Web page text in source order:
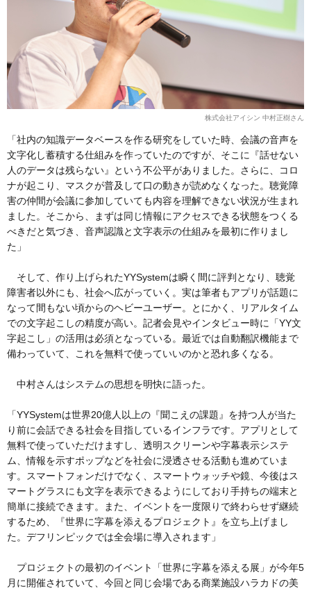
株式会社アイシン 中村正樹さん
「社内の知識データベースを作る研究をしていた時、会議の音声を
文字化し蓄積する仕組みを作っていたのですが、そこに『話せない
人のデータは残らない』という不公平がありました。さらに、コロ
ナが起こり、マスクが普及して口の動きが読めなくなった。聴覚障
害の仲間が会議に参加していても内容を理解できない状況が生まれ
ました。そこから、まずは同じ情報にアクセスできる状態をつくる
べきだと気づき、音声認識と文字表示の仕組みを最初に作りまし
た」
そして、作り上げられたYYSystemは瞬く間に評判となり、聴覚
障害者以外にも、社会へ広がっていく。実は筆者もアプリが話題に
なって間もない頃からのヘビーユーザー。とにかく、リアルタイム
での文字起こしの精度が高い。記者会見やインタビュー時に「YY文
字起こし」の活用は必須となっている。最近では自動翻訳機能まで
備わっていて、これを無料で使っていいのかと恐れ多くなる。
中村さんはシステムの思想を明快に語った。
「YYSystemは世界20億人以上の『聞こえの課題』を持つ人が当た
り前に会話できる社会を目指しているインフラです。アプリとして
無料で使っていただけますし、透明スクリーンや字幕表示システ
ム、情報を示すポップなどを社会に浸透させる活動も進めていま
す。スマートフォンだけでなく、スマートウォッチや鏡、今後はス
マートグラスにも文字を表示できるようにしており手持ちの端末と
簡単に接続できます。また、イベントを一度限りで終わらせず継続
するため、『世界に字幕を添えるプロジェクト』を立ち上げまし
た。デフリンピックでは全会場に導入されます」
プロジェクトの最初のイベント「世界に字幕を添える展」が今年5
月に開催されていて、今回と同じ会場である商業施設ハラカドの美